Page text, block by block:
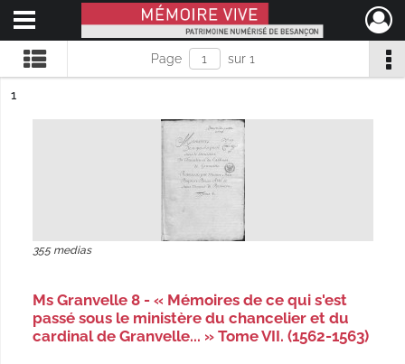
Mémoire Vive patrimoine numérisé de Besançon
Ouvrir le menu déroulant
Page sur 1
n°
1
355 medias
Ms Granvelle 8 - « Mémoires de ce qui s'est
passé sous le ministère du chancelier et du
cardinal de Granvelle... » Tome VII. (1562-1563)